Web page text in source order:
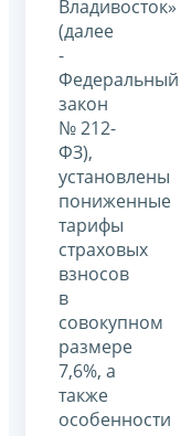
Владивосток»
(далее
-
Федеральный
закон
№ 212-
ФЗ),
установлены
пониженные
тарифы
страховых
взносов
в
совокупном
размере
7,6%, а
также
особенности